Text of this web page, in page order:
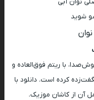
شوید
با ریتم فوق‌العاده و
کرده است. دانلود با